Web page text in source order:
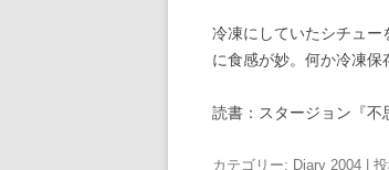
冷凍にしていたシチュ
に食感が妙。何か冷凍保
読書：スタージョン『不
カテゴリー: Diary 2004 |